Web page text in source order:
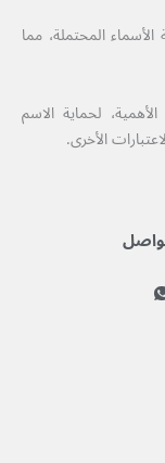
المحتملة، مما
لحماية الاسم
الأخرى.